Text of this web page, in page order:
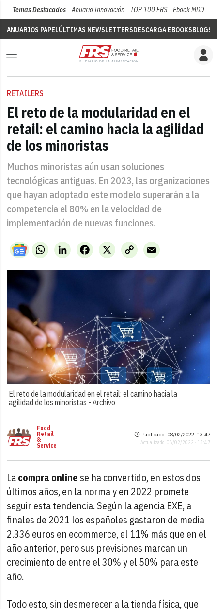
Temas Destacados Anuario Innovación TOP 100 FRS Ebook MDD
ANUARIOS PAPELÚLTIMAS NEWSLETTERSDESCARGA EBOOKSBLOGS
RETAILERS
El reto de la modularidad en el
retail: el camino hacia la agilidad
de los minoristas
Muchos minoristas aún usan soluciones
tecnológicas antiguas. En 2023, las organizaciones
que hayan adoptado este modelo superarán a la
competencia el 80% en la velocidad de
implementación de nuevas funciones.
WhatsAppLinkedIn X
Facebook
Copy
Link
Email
El reto de la modularidad en el retail: el camino hacia la
agilidad de los minoristas -Archivo
Food
Retail
&
Service
Publicado: 08/02/2022 ·13:47
Actualizado: 08/02/2022 · 13:47
Lacompra online se ha convertido, en estos dos
últimos años, en la norma y en 2022 promete
seguir esta tendencia. Según la agencia EXE, a
finales de 2021 los españoles gastaron de media
2.336 euros en ecommerce, el 11% más que en el
año anterior, pero sus previsiones marcan un
crecimiento de entre el 30% y el 50% para este
año.
Todo esto, sin desmerecer a la tienda física, que